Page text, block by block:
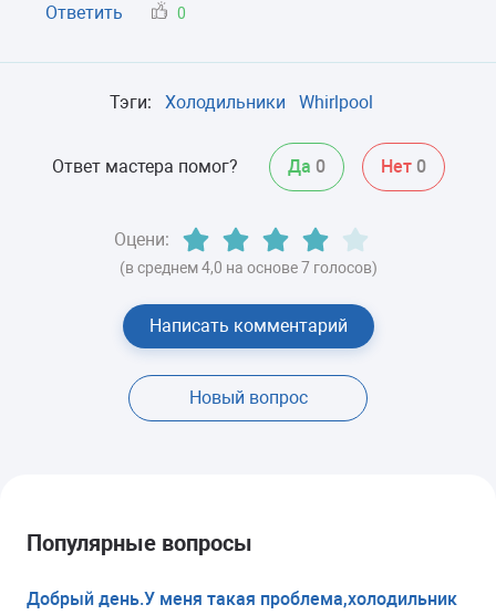
Ответить
0
Тэги: Холодильники Whirlpool
Ответ мастера помог? Да 0 Нет 0
Оцени:
(в среднем 4,0 на основе 7 голосов)
Написать комментарий
Новый вопрос
Популярные вопросы
Добрый день.У меня такая проблема,холодильник